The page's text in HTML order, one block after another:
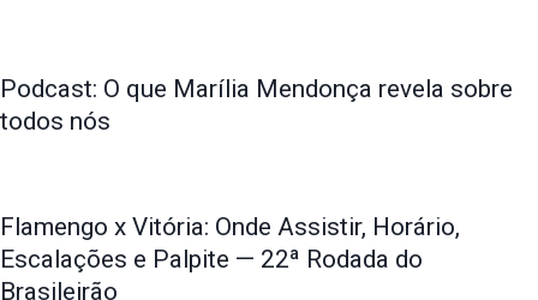
Podcast: O que Marília Mendonça revela sobre
todos nós
Flamengo x Vitória: Onde Assistir, Horário,
Escalações e Palpite — 22ª Rodada do
Brasileirão